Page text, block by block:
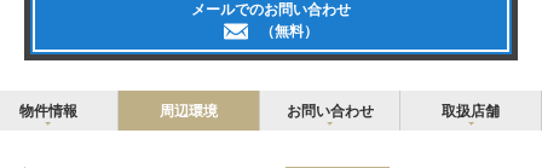
メールでのお問い合わせ
（無料）
物件情報 周辺環境 お問い合わせ 取扱店舗